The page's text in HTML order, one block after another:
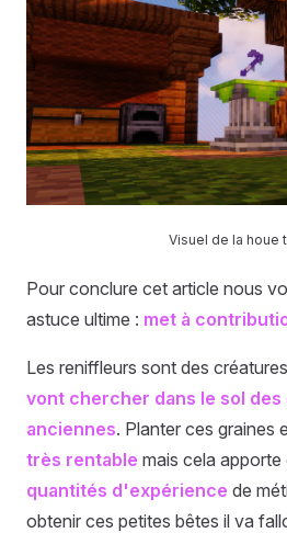
Visuel de la houe
Pour conclure cet article nous
astuce ultime : met à
Les reniffleurs sont des
vont chercher dans le sol des
anciennes. Planter ces graines
très rentable mais cela apporte
quantités d'expérience de
obtenir ces petites bêtes il va